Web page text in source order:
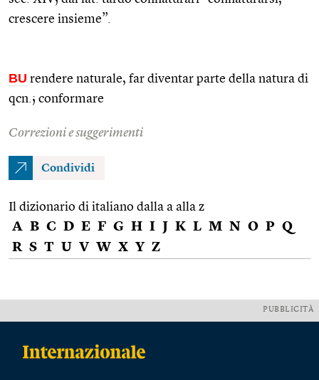
crescere insieme”.
BU rendere naturale, far diventar parte della natura di
qcn.; conformare
Correzioni e suggerimenti
Condividi
Il dizionario di italiano dalla a alla z
A B C D E F G H I J K L M N O P Q
R S T U V W X Y Z
PUBBLICITÀ